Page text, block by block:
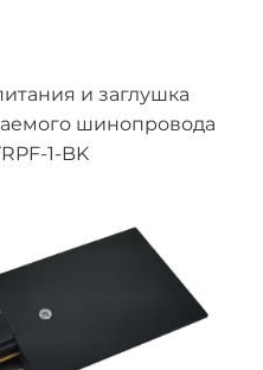
и заглушка
шинопровода
1-BK